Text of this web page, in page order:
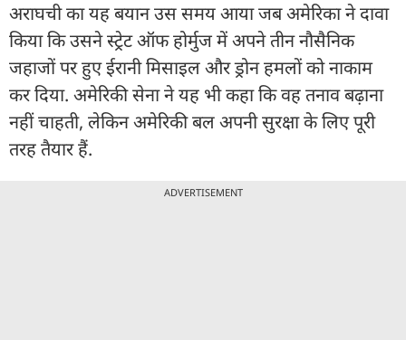
अराघची का यह बयान उस समय आया जब अमेरिका ने दावा
किया कि उसने स्ट्रेट ऑफ होर्मुज में अपने तीन नौसैनिक
जहाजों पर हुए ईरानी मिसाइल और ड्रोन हमलों को नाकाम
कर दिया. अमेरिकी सेना ने यह भी कहा कि वह तनाव बढ़ाना
नहीं चाहती, लेकिन अमेरिकी बल अपनी सुरक्षा के लिए पूरी
तरह तैयार हैं.
ADVERTISEMENT